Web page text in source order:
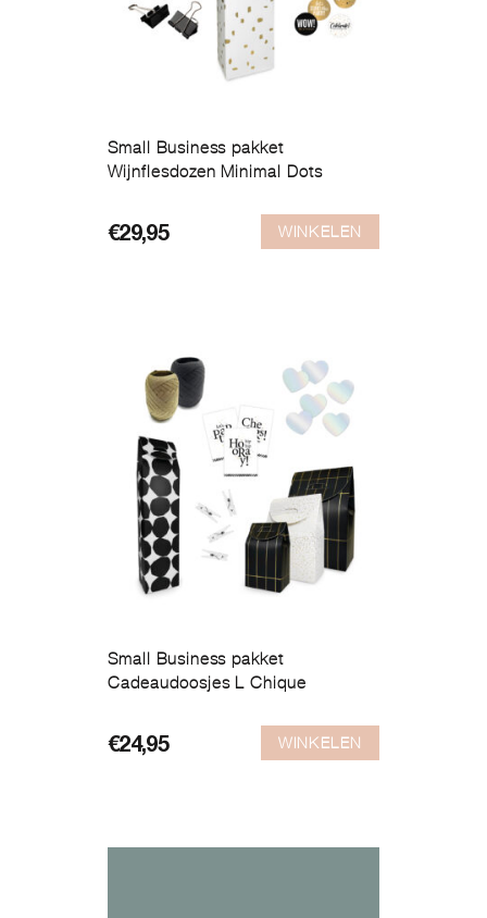
Small Business pakket
Wijnflesdozen Minimal Dots
€29,95 WINKELEN
Small Business pakket
Cadeaudoosjes L Chique
€24,95 WINKELEN